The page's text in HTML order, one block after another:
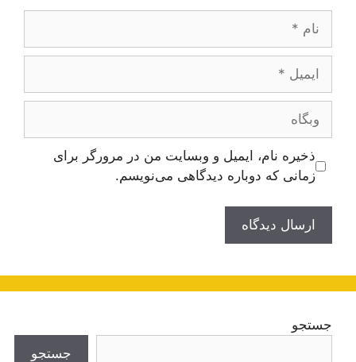
ایمیل
وبگاه
ذخیره نام، ایمیل و وبسایت من در مرورگر برای
زمانی که دوباره دیدگاهی می‌نویسم.
جستجو
جستجو